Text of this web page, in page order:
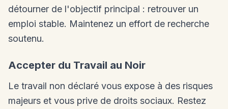
détourner de l'objectif principal : retrouver un
emploi stable. Maintenez un effort de recherche
soutenu.
Accepter du Travail au Noir
Le travail non déclaré vous expose à des risques
majeurs et vous prive de droits sociaux. Restez